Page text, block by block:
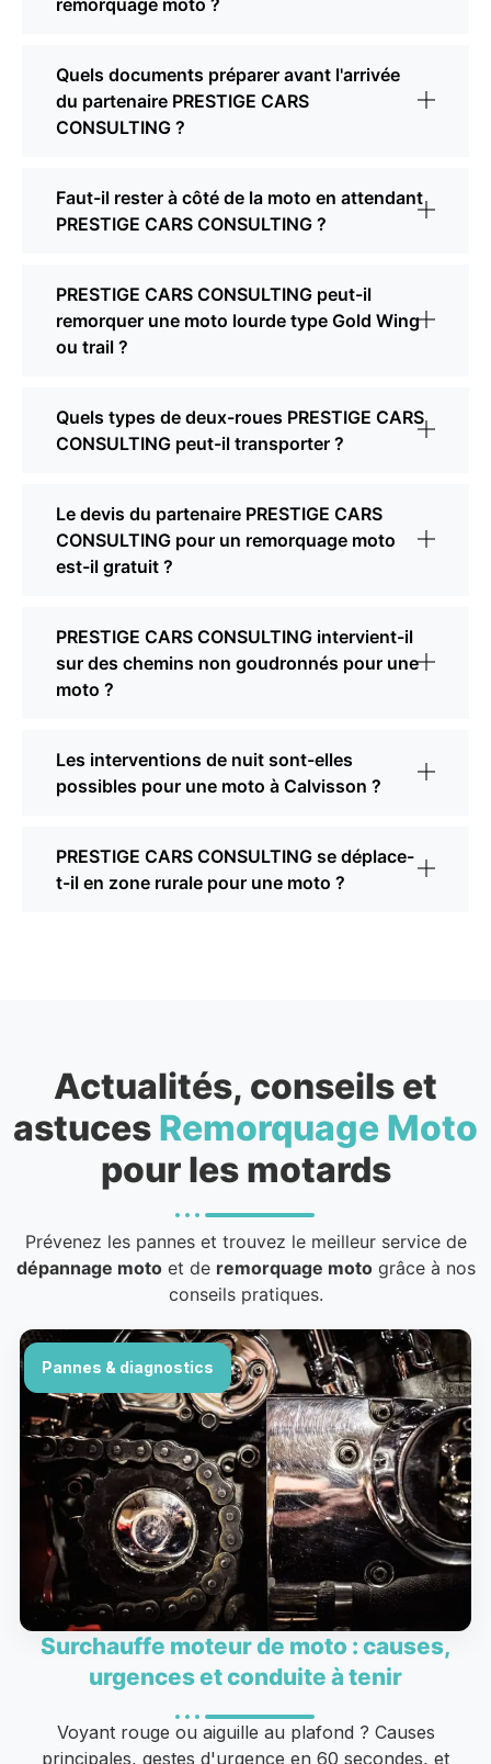
remorquage moto ?
Quels documents préparer avant l'arrivée
du partenaire PRESTIGE CARS
CONSULTING ?
Faut-il rester à côté de la moto en attendant
PRESTIGE CARS CONSULTING ?
PRESTIGE CARS CONSULTING peut-il
remorquer une moto lourde type Gold Wing
ou trail ?
Quels types de deux-roues PRESTIGE CARS
CONSULTING peut-il transporter ?
Le devis du partenaire PRESTIGE CARS
CONSULTING pour un remorquage moto
est-il gratuit ?
PRESTIGE CARS CONSULTING intervient-il
sur des chemins non goudronnés pour une
moto ?
Les interventions de nuit sont-elles
possibles pour une moto à Calvisson ?
PRESTIGE CARS CONSULTING se déplace-
t-il en zone rurale pour une moto ?
Actualités, conseils et
astuces Remorquage Moto
pour les motards
Prévenez les pannes et trouvez le meilleur service de
dépannage motoet de remorquage motogrâce à nos
conseils pratiques.
Pannes & diagnostics
Surchauffe moteur de moto : causes,
urgences et conduite à tenir
Voyant rouge ou aiguille au plafond ? Causes
principales, gestes d'urgence en 60 secondes, et